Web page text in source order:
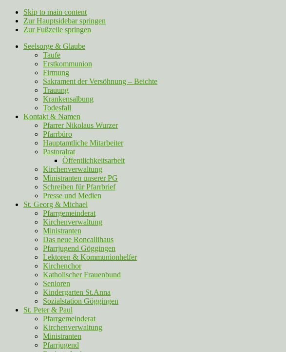
Skip to main content
Zur Hauptsidebar springen
Zur Fußzeile springen
Seelsorge & Glaube
Taufe
Erstkommunion
Firmung
Sakrament der Versöhnung – Beichte
Trauung
Krankensalbung
Todesfall
Kontakt & Namen
Pfarrer Nikolaus Wurzer
Pfarrbüro
Hauptamtliche Mitarbeiter
Pastoralrat
Öffentlichkeitsarbeit
Kirchenverwaltung
Ministranten unserer PG
Schreiben für Pfarrbrief
Presse und Medien
St. Georg & Michael
Pfarrgemeinderat
Kirchenverwaltung
Ministranten
Das neue Roncallihaus
Pfarrjugend Göggingen
Lektoren & Kommunionhelfer
Kirchenchor
Katholischer Frauenbund
Senioren
Kindergarten St.Anna
Sozialstation Göggingen
St. Peter & Paul
Pfarrgemeinderat
Kirchenverwaltung
Ministranten
Pfarrjugend